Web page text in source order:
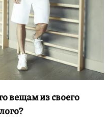
вещам из своего